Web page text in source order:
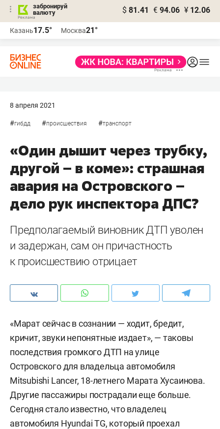
забронируй
валюту
$ 81.41 € 94.06 ¥ 12.06
Казань17.5° Москва21°
8 апреля 2021
#гибдд #происшествия #транспорт
«Один дышит через трубку,
другой – в коме»: страшная
авария на Островского –
дело рук инспектора ДПС?
Предполагаемый виновник ДТП уволен
и задержан, сам он причастность
к происшествию отрицает
«Марат сейчас в сознании — ходит, бредит,
кричит, звуки непонятные издает», — таковы
последствия громкого ДТП на улице
Островского для владельца автомобиля
Mitsubishi Lancer, 18-летнего Марата Хусаинова.
Другие пассажиры пострадали еще больше.
Сегодня стало известно, что владелец
автомобиля Hyundai TG, который проехал